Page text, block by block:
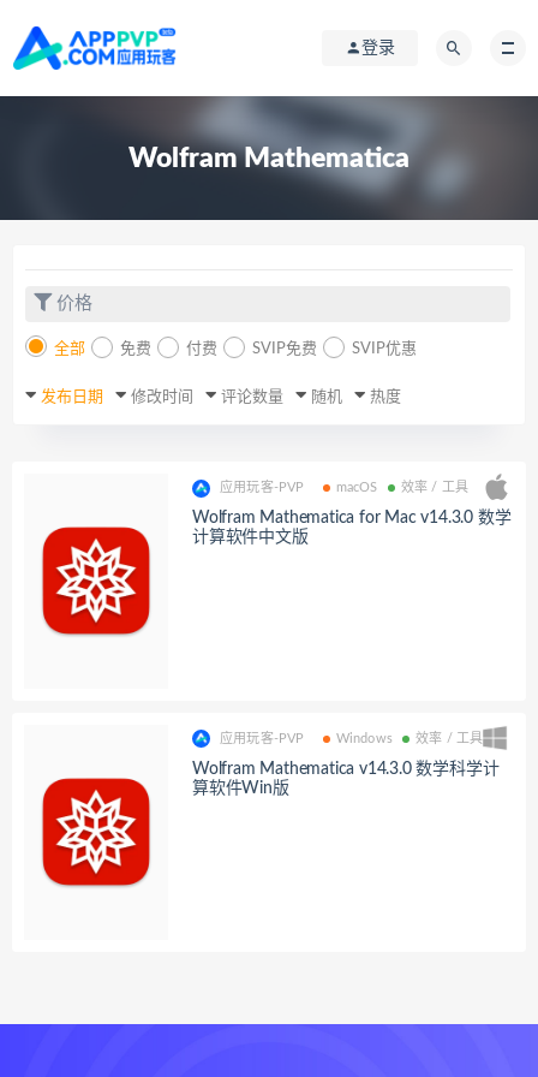
登录
Wolfram Mathematica
价格
全部 免费 付费 SVIP免费 SVIP优惠
发布日期 修改时间 评论数量 随机 热度
应用玩客-PVP macOS 效率 / 工具
Wolfram Mathematica for Mac v14.3.0 数学
计算软件中文版
应用玩客-PVP Windows 效率 / 工具
Wolfram Mathematica v14.3.0 数学科学计
算软件Win版